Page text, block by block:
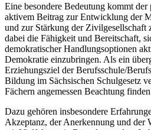
Eine besondere Bedeutung kommt
aktivem Beitrag zur Entwicklung der
und zur Stärkung der Zivilgesellschaft
dabei die Fähigkeit und Bereitschaft,
demokratischer Handlungsoptionen
Demokratie einzubringen. Als ein
Erziehungsziel der Berufsschule/
Bildung im Sächsischen Schulgesetz
Fächern angemessen Beachtung
Dazu gehören insbesondere
Akzeptanz, der Anerkennung und der